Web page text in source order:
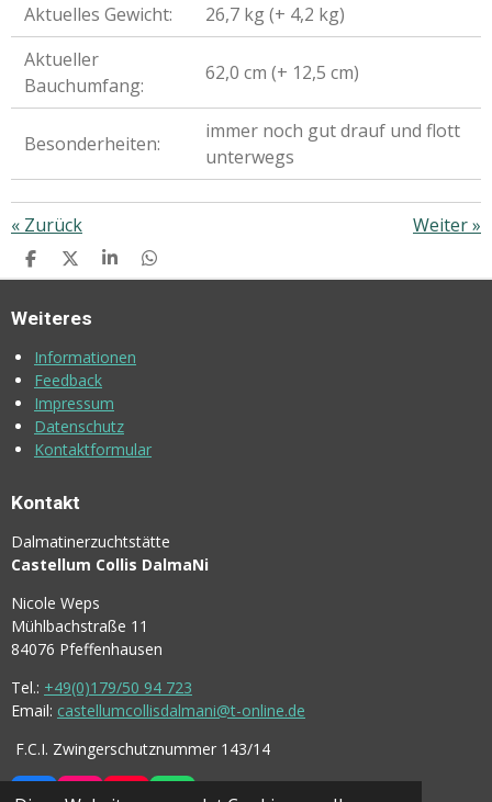
Aktuelles Gewicht:
26,7 kg (+ 4,2 kg)
Aktueller
Bauchumfang:
62,0 cm (+ 12,5 cm)
Besonderheiten:
immer noch gut drauf und flott
unterwegs
« Zurück Weiter»
T
E
L
N
T
E
L
N
T
E
N
T
E
Weiteres
Informationen
Feedback
Impressum
Datenschutz
Kontaktformular
Kontakt
Dalmatinerzuchtstätte
Castellum Collis DalmaNi
Nicole Weps
Mühlbachstraße 11
84076 Pfeffenhausen
Tel.: +49(0)179/50 94 723
Email: castellumcollisdalmani@t-online.de
F.C.I. Zwingerschutznummer 143/14